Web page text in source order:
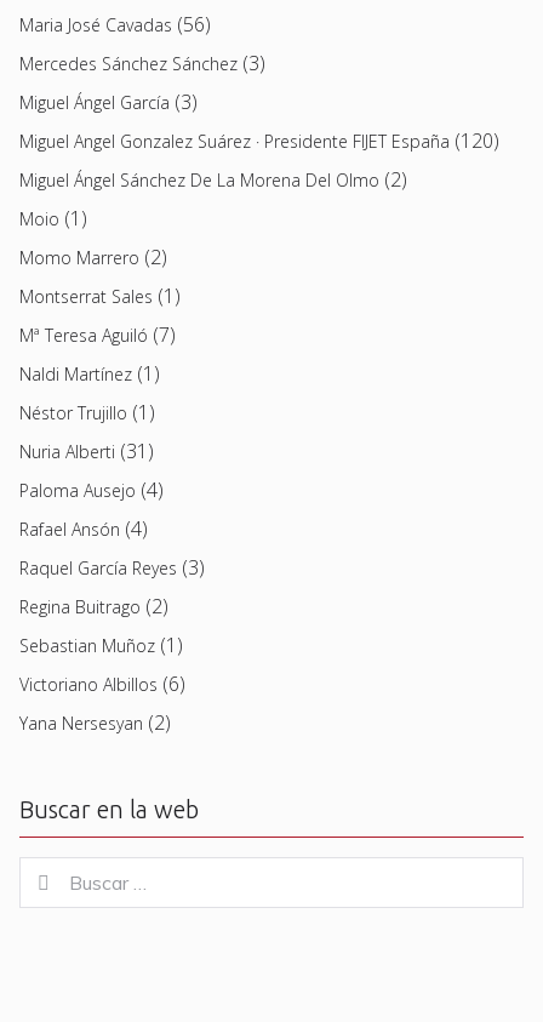
Maria José Cavadas (56)
Mercedes Sánchez Sánchez (3)
Miguel Ángel García (3)
Miguel Angel Gonzalez Suárez · Presidente FIJET España (120)
Miguel Ángel Sánchez De La Morena Del Olmo (2)
Moio (1)
Momo Marrero (2)
Montserrat Sales (1)
Mª Teresa Aguiló (7)
Naldi Martínez (1)
Néstor Trujillo (1)
Nuria Alberti (31)
Paloma Ausejo (4)
Rafael Ansón (4)
Raquel García Reyes (3)
Regina Buitrago (2)
Sebastian Muñoz (1)
Victoriano Albillos (6)
Yana Nersesyan (2)
Buscar en la web
for:
Buscar